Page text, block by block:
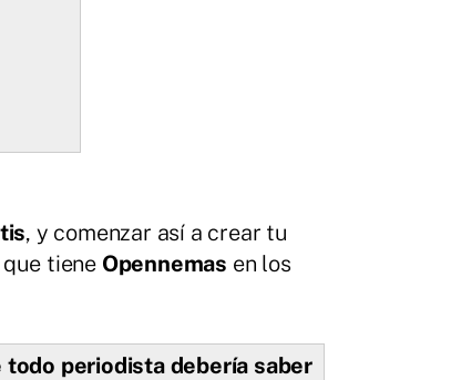
, y comenzar así a crear tu
que tiene Opennemas en los
todo periodista debería saber